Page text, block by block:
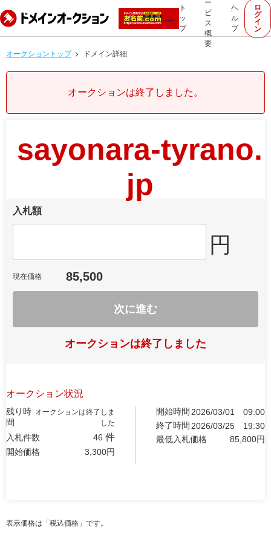
ト
ッ
プ
ー
ビ
ス
概
要
ヘ
ル
プ
ロ
グ
イ
ン
オークショントップ ドメイン詳細
オークションは終了しました。
sayonara-tyrano.
jp
入札額
円
現在価格 85,500
次に進む
オークションは終了しました
オークション状況
残り時
間
オークションは終了しま
した
入札件数 46 件
開始価格 3,300円
開始時間 2026/03/01
09:00
終了時間 2026/03/25
19:30
最低入札価格
85,800円
表示価格は「税込価格」です。